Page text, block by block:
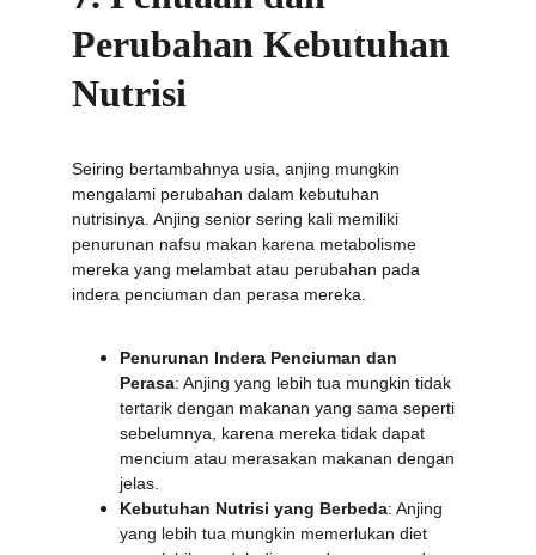
Perubahan Kebutuhan
Nutrisi
Seiring bertambahnya usia, anjing mungkin
mengalami perubahan dalam kebutuhan
nutrisinya. Anjing senior sering kali memiliki
penurunan nafsu makan karena metabolisme
mereka yang melambat atau perubahan pada
indera penciuman dan perasa mereka.
Penurunan Indera Penciuman dan
Perasa: Anjing yang lebih tua mungkin tidak
tertarik dengan makanan yang sama seperti
sebelumnya, karena mereka tidak dapat
mencium atau merasakan makanan dengan
jelas.
Kebutuhan Nutrisi yang Berbeda: Anjing
yang lebih tua mungkin memerlukan diet